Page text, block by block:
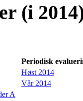
(i
Periodisk
Høst 2014
Vår 2014
A